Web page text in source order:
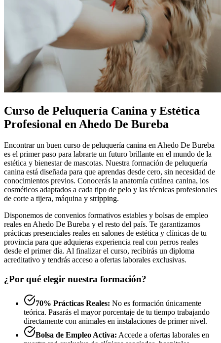
Curso de Peluquería Canina y Estética
Profesional en Ahedo De Bureba
Encontrar un buen curso de peluquería canina en Ahedo De Bureba
es el primer paso para labrarte un futuro brillante en el mundo de la
estética y bienestar de mascotas. Nuestra formación de peluquería
canina está diseñada para que aprendas desde cero, sin necesidad de
conocimientos previos. Conocerás la anatomía cutánea canina, los
cosméticos adaptados a cada tipo de pelo y las técnicas profesionales
de corte a tijera, máquina y stripping.
Disponemos de convenios formativos estables y bolsas de empleo
reales en Ahedo De Bureba y el resto del país. Te garantizamos
prácticas presenciales reales en salones de estética y clínicas de tu
provincia para que adquieras experiencia real con perros reales
desde el primer día. Al finalizar el curso, recibirás un diploma
acreditativo y tendrás acceso a ofertas laborales exclusivas.
¿Por qué elegir nuestra formación?
70% Prácticas Reales: No es formación únicamente
teórica. Pasarás el mayor porcentaje de tu tiempo trabajando
directamente con animales en instalaciones de primer nivel.
Bolsa de Empleo Activa: Accede a ofertas laborales en